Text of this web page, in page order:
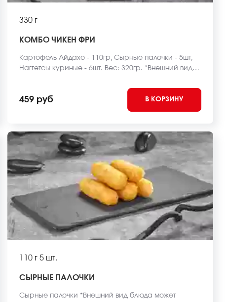
330 г
КОМБО ЧИКЕН ФРИ
Картофель Айдахо - 110гр, Сырные палочки - 5шт,
Наггетсы куриные - 6шт. Вес: 320гр. *Внешний вид
459 руб В КОРЗИНУ
110 г5 шт.
СЫРНЫЕ ПАЛОЧКИ
Сырные палочки *Внешний вид блюда может